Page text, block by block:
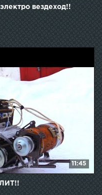
вездеход!!
11:45